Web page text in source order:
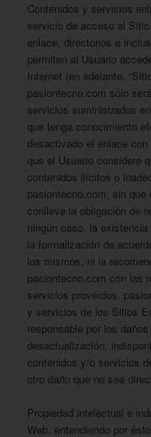
Contenidos y servicios
servicio de acceso al
enlace, directorios e
permiten al Usuario
Internet (en adelante,
pasiontecno.com sólo
servicios suministrados
que tenga conocimiento
desactivado el enlace
que el Usuario considere
contenidos ilícitos o
pasiontecno.com, sin
conlleve la obligación de
ningún caso, la
la formalización de
los mismos, ni la
pasiontecno.com con las
servicios proveídos.
y servicios de los Sitios
responsable por los
desactualización,
contenidos y/o servicios
otro daño que no sea
Propiedad intelectual e
Web, entendiendo por